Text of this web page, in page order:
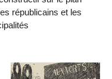
républicains et les